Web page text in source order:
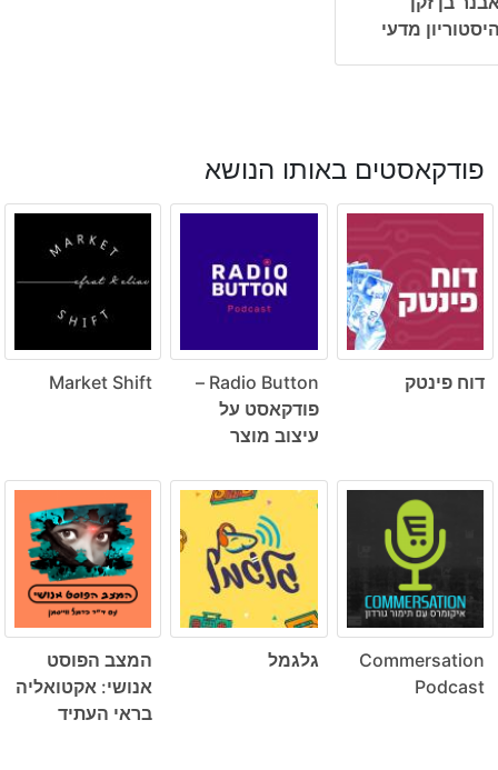
מדעי
פודקאסטים באותו הנושא
דוח פינטק
Radio Button –
פודקאסט על
עיצוב מוצר
Market Shift
Commersation
Podcast
גלגמל
המצב הפוסט
אנושי: אקטואליה
בראי העתיד